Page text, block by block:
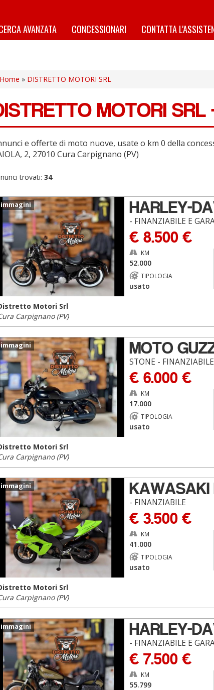
AVANZATA CONCESSIONARI CONTATTA
Home » DISTRETTO MOTORI SRL
MOTORI
e offerte di moto nuove, usate o km 0 della
2, 27010 Cura Carpignano (PV)
trovati: 34
immagini HARLEY-
- FINANZIABILE E
€ 8.500 €
KM
52.000
TIPOLOGIA
usato
Motori Srl
Carpignano (PV)
immagini MOTO
STONE -
€ 6.000 €
KM
17.000
TIPOLOGIA
usato
Motori Srl
Carpignano (PV)
immagini KAWASAKI
- FINANZIABILE
€ 3.500 €
KM
41.000
TIPOLOGIA
usato
Motori Srl
Carpignano (PV)
immagini HARLEY-
- FINANZIABILE E
€ 7.500 €
KM
55.799